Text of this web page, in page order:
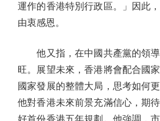
運作的香港特別行政區。」因此
由衷感恩。
他又指，在中國共產黨的領導
旺。展望未來，香港將會配合國
國家發展的整體大局，思考如何
他對香港未來前景充滿信心，期
好首份香港五年規劃。他強調，